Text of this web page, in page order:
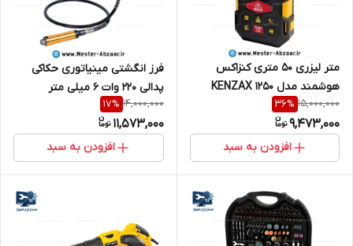
متر لیزری 50 متری کنزاکس
هوشمند مدل KENZAX 1250
15,000,000
36%
9,473,000
افزودن به سبد
فرز انگشتی مینیاتوری حکاکی
پدالی 220 وات 6 میلی متر
صنعتی کنزاکس با گارانتی مدل
KENZAX 3575
14,000,000
17%
11,573,000
افزودن به سبد